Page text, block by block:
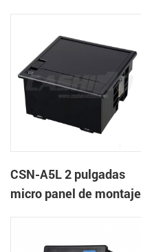
CSN-A5L 2 pulgadas
micro panel de montaje